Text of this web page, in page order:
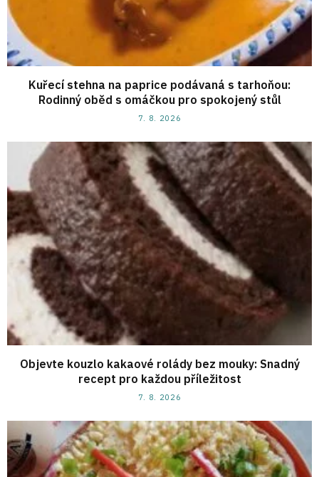
Kuřecí stehna na paprice podávaná s tarhoňou:
Rodinný oběd s omáčkou pro spokojený stůl
7. 8. 2026
Objevte kouzlo kakaové rolády bez mouky: Snadný
recept pro každou příležitost
7. 8. 2026